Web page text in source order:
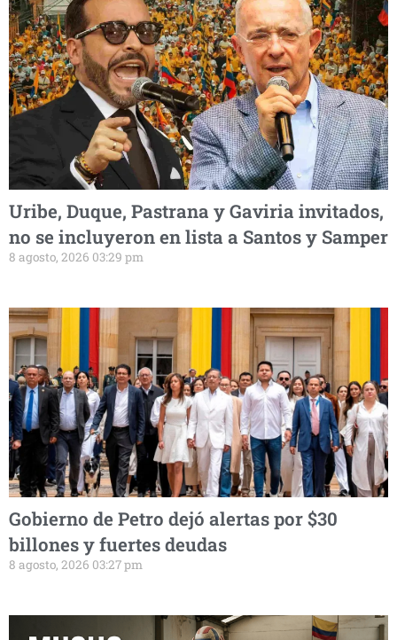
Uribe, Duque, Pastrana y Gaviria invitados,
no se incluyeron en lista a Santos y Samper
8 agosto, 2026 03:29 pm
Gobierno de Petro dejó alertas por $30
billones y fuertes deudas
8 agosto, 2026 03:27 pm